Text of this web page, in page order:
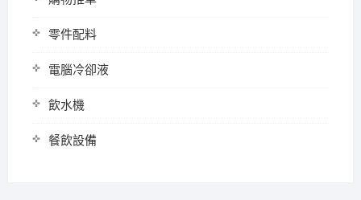
零件配料
電腦冷卻液
飲水機
餐飲設備